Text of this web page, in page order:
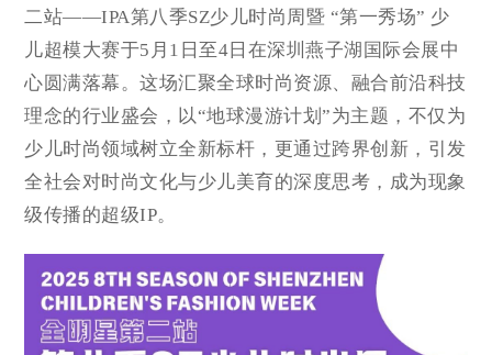
二站——IPA第八季SZ少儿时尚周暨 “第一秀场” 少
儿超模大赛于5月1日至4日在深圳燕子湖国际会展中
心圆满落幕。这场汇聚全球时尚资源、融合前沿科技
理念的行业盛会，以“地球漫游计划”为主题，不仅为
少儿时尚领域树立全新标杆，更通过跨界创新，引发
全社会对时尚文化与少儿美育的深度思考，成为现象
级传播的超级IP。